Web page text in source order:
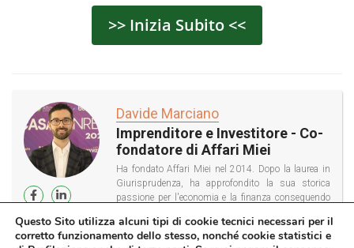
>> Inizia Subito <<
Davide Marciano
Imprenditore e Investitore - Co-
fondatore di Affari Miei
Ha fondato Affari Miei nel 2014. Dopo la laurea in
Giurisprudenza, ha approfondito la sua storica
passione per l'economia e la finanza conseguendo
Indipendente. É autore dei libri "Vivere di Rendita -
Raggiungi l'Obiettivo con il Metodo RGGI" (2019) e
Questo Sito utilizza alcuni tipi di cookie tecnici necessari per il
corretto funzionamento dello stesso, nonché cookie statistici e